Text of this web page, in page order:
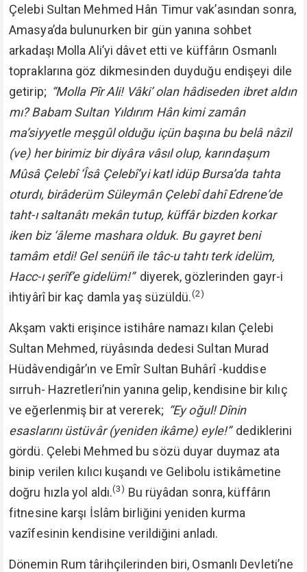
Çelebi Sultan Mehmed Hân Timur vak’asından sonra,
Amasya’da bulunurken bir gün yanına sohbet
arkadaşı Molla Ali’yi dâvet etti ve küffârın Osmanlı
topraklarına göz dikmesinden duyduğu endişeyi dile
getirip; “Molla Pîr Ali! Vâki’ olan hâdiseden ibret aldın
mı? Babam Sultan Yıldırım Hân kimi zamân
ma’siyyetle meşgûl olduğu içün başına bu belâ nâzil
(ve) her birimiz bir diyâra vâsıl olup, karındaşum
Mûsâ Çelebî ‘Îsâ Çelebî’yi katl idüp Bursa’da tahta
oturdı, birâderüm Süleymân Çelebî dahî Edrene’de
taht-ı saltanâtı mekân tutup, küffâr bizden korkar
iken biz ‘âleme mashara olduk. Bu gayret beni
tamâm etdi! Gel senüñ ile tâc-u tahtı terk idelüm,
Hacc-ı şerîf’e gidelüm!” diyerek, gözlerinden gayr-i
ihtiyârî bir kaç damla yaş süzüldü.(2)
Akşam vakti erişince istihâre namazı kılan Çelebi
Sultan Mehmed, rüyâsında dedesi Sultan Murad
Hüdâvendigâr’ın ve Emîr Sultan Buhârî -kuddise
sırruh- Hazretleri’nin yanına gelip, kendisine bir kılıç
ve eğerlenmiş bir at vererek; “Ey oğul! Dînin
esaslarını üstüvâr (yeniden ikâme) eyle!” dediklerini
gördü. Çelebi Mehmed bu sözü duyar duymaz ata
binip verilen kılıcı kuşandı ve Gelibolu istikâmetine
doğru hızla yol aldı.(3) Bu rüyâdan sonra, küffârın
fitnesine karşı İslâm birliğini yeniden kurma
vazîfesinin kendisine verildiğini anladı.
Dönemin Rum târihçilerinden biri, Osmanlı Devleti’ne